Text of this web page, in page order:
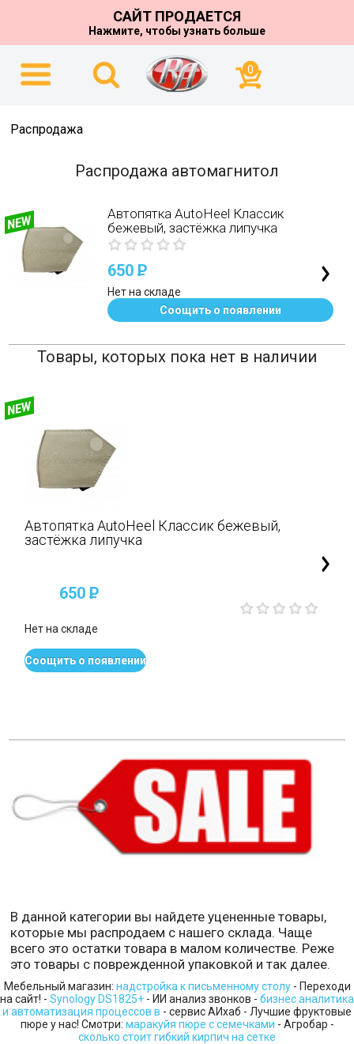
САЙТ ПРОДАЕТСЯ
Нажмите, чтобы узнать больше
0
Распродажа
Распродажа автомагнитол
Автопятка AutoHeel Классик
бежевый, застёжка липучка
650P
Нет на складе
Соощить о появлении
Товары, которых пока нет в наличии
Автопятка AutoHeel Классик бежевый,
застёжка липучка
650P
Нет на складе
Соощить о появлении
В данной категории вы найдете уцененные товары,
которые мы распродаем с нашего склада. Чаще
всего это остатки товара в малом количестве. Реже
это товары с поврежденной упаковкой и так далее.
Мебельный магазин: надстройка к письменному столу- Переходи
на сайт! - Synology DS1825+ - ИИ анализ звонков - бизнес аналитика
и автоматизация процессов в - сервис АИхаб - Лучшие фруктовые
пюре у нас! Смотри: маракуйя пюре с семечками - Агробар -
сколько стоит гибкий кирпич на сетке